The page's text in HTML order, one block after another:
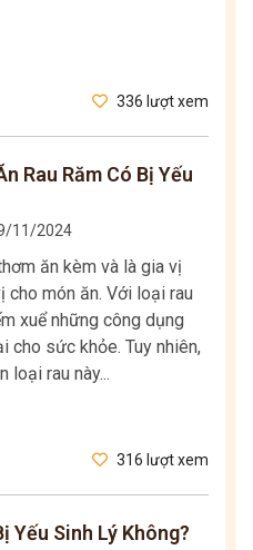
336 lượt xem
Rau Răm Có Bị Yếu
11/2024
ăn kèm và là gia vị
món ăn. Với loại rau
xuể những công dụng
cho sức khỏe. Tuy nhiên,
loại rau này...
316 lượt xem
Yếu Sinh Lý Không?